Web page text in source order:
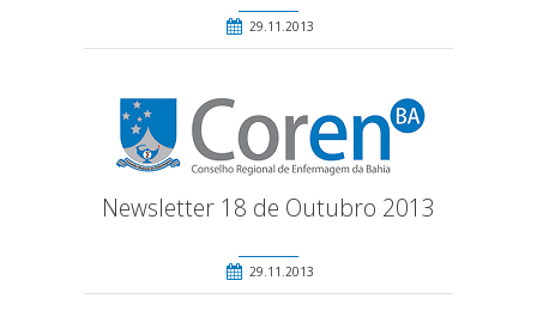
29.11.2013
Newsletter 18 de Outubro 2013
29.11.2013